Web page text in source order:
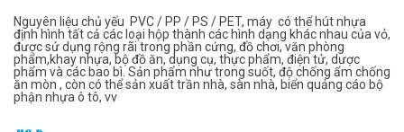
Nguyên liệu chủ yếu PVC / PP / PS / PET, máy có thể hút nhựa
định hình tất cả các loại hộp thành các hình dạng khác nhau của vỏ,
được sử dụng rộng rãi trong phần cứng, đồ chơi, văn phòng
phẩm,khay nhựa, bộ đồ ăn, dụng cụ, thực phẩm, điện tử, dược
phẩm và các bao bì. Sản phẩm như trong suốt, độ chống ẩm chống
ăn mòn , còn có thể sản xuất trần nhà, sàn nhà, biển quảng cáo bộ
phận nhựa ô tô, vv